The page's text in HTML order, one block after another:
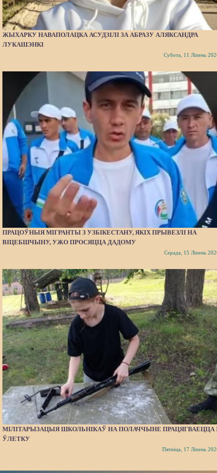
ЖЫХАРКУ НАВАПОЛАЦКА АСУДЗІЛІ ЗА АБРАЗУ АЛЯКСАНДРА
ЛУКАШЭНКІ
Субота, 11 Ліпень
ПРАЦОЎНЫЯ МІГРАНТЫ З УЗБІКЕСТАНУ, ЯКІХ ПРЫВЕЗЛІ НА
ВІЦЕБШЧЫНУ, УЖО ПРОСЯЦЦА ДАДОМУ
Серада, 15 Ліпень
МІЛІТАРЫЗАЦЫЯ ШКОЛЬНІКАЎ НА ПОЛАЧЧЫНЕ ПРАЦЯГВАЕЦЦА
ЎЛЕТКУ
Пятніца, 17 Ліпень